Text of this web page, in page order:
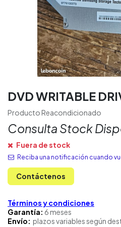
DVD WRITABLE
Producto Reacondicionado
Consulta Stock
Fuera de stock
Reciba una notificación cuando
Contáctenos
Términos y condiciones
Garantía: 6 meses
Envío: plazos variables según